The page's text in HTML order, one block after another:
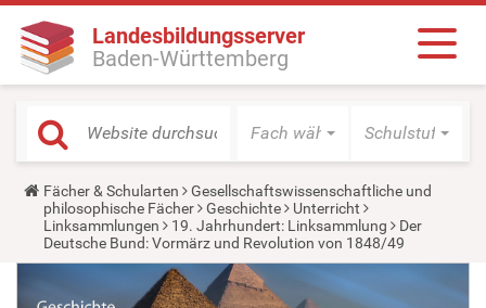
Landesbildungsserver
Baden-Württemberg
Fach wählen Schulstufe
Y
o
u
a
r
Fächer & Schularten
Gesellschaftswissenschaftliche und
philosophische Fächer
Geschichte
Unterricht
Linksammlungen
19. Jahrhundert: Linksammlung
Der
Deutsche Bund: Vormärz und Revolution von 1848/49